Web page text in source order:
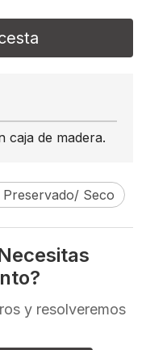
caja de madera.
Seco
y resolveremos